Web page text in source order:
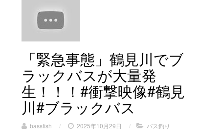
「緊急事態」鶴見川でブ
ラックバスが大量発
生！！！#衝撃映像#鶴見
川#ブラックバス
bassfish / 2025年10月29日 / バス釣り